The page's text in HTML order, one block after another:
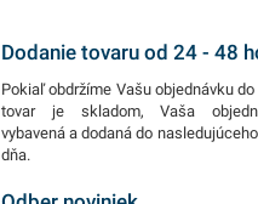
Dodanie tovaru od 24 - 48
Pokiaľ obdržíme Vašu objednávku do
tovar je skladom, Vaša
vybavená a dodaná do
dňa.